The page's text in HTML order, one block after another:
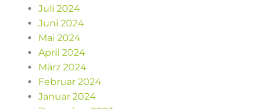
Juli 2024
Juni 2024
Mai 2024
April 2024
März 2024
Februar 2024
Januar 2024